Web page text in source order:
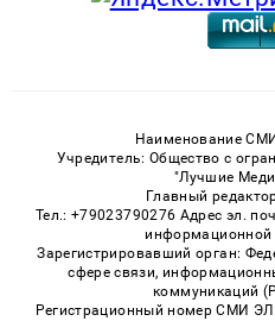
Наименование
Учредитель: Общество с
"Лучшие
Главный
Тел.: +79023790276 Адрес эл.
информационной
Зарегистрировавший орган:
сфере связи,
коммуникаций
Регистрационный номер СМИ